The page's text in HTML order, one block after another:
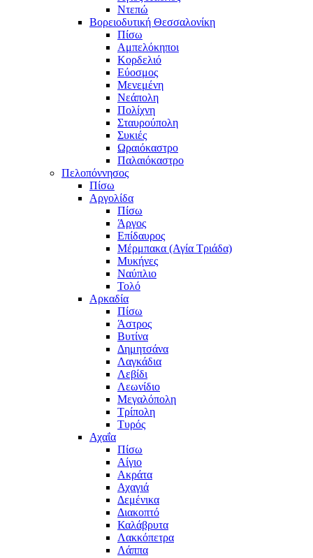
Ντεπώ
Βορειοδυτική Θεσσαλονίκη
Πίσω
Αμπελόκηποι
Κορδελιό
Εύοσμος
Μενεμένη
Νεάπολη
Πολίχνη
Σταυρούπολη
Συκιές
Ωραιόκαστρο
Παλαιόκαστρο
Πελοπόννησος
Πίσω
Αργολίδα
Πίσω
Άργος
Επίδαυρος
Μέρμπακα (Αγία Τριάδα)
Μυκήνες
Ναύπλιο
Τολό
Αρκαδία
Πίσω
Άστρος
Βυτίνα
Δημητσάνα
Λαγκάδια
Λεβίδι
Λεωνίδιο
Μεγαλόπολη
Τρίπολη
Τυρός
Αχαΐα
Πίσω
Αίγιο
Ακράτα
Αχαγιά
Δεμένικα
Διακοπτό
Καλάβρυτα
Λακκόπετρα
Λάππα